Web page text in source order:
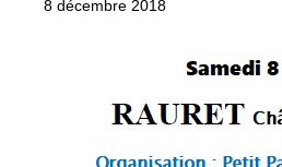
8 décembre 2018